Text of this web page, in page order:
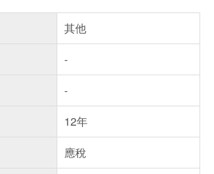
其他
-
-
12年
應稅